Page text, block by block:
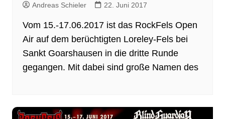
Andreas Schieler 22. Juni 2017
Vom 15.-17.06.2017 ist das RockFels Open
Air auf dem berüchtigten Loreley-Fels bei
Sankt Goarshausen in die dritte Runde
gegangen. Mit dabei sind große Namen des